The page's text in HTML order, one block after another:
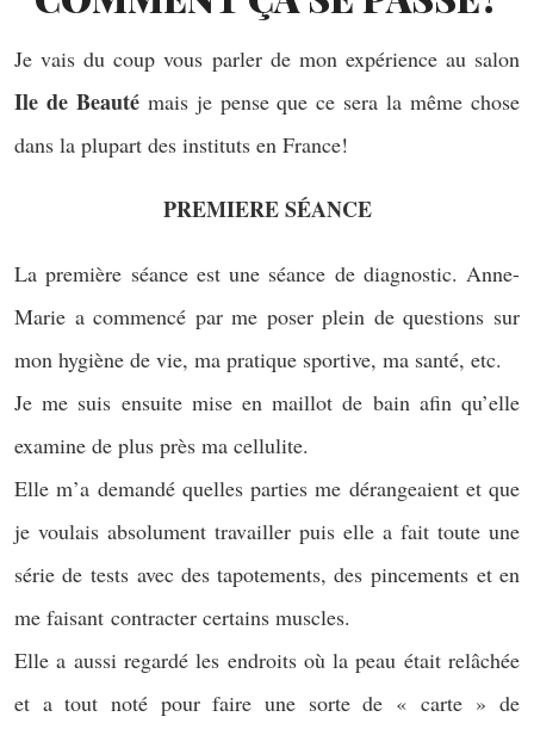
Je vais du coup vous parler de mon expérience au salon
Ile de Beautémais je pense que ce sera la même chose
dans la plupart des instituts en France!
PREMIERE SÉANCE
La première séance est une séance de diagnostic. Anne-
Marie a commencé par me poser plein de questions sur
mon hygiène de vie, ma pratique sportive, ma santé, etc.
Je me suis ensuite mise en maillot de bain afin qu’elle
examine de plus près ma cellulite.
Elle m’a demandé quelles parties me dérangeaient et que
je voulais absolument travailler puis elle a fait toute une
série de tests avec des tapotements, des pincements et en
me faisant contracter certains muscles.
Elle a aussi regardé les endroits où la peau était relâchée
et a tout noté pour faire une sorte de « carte » de